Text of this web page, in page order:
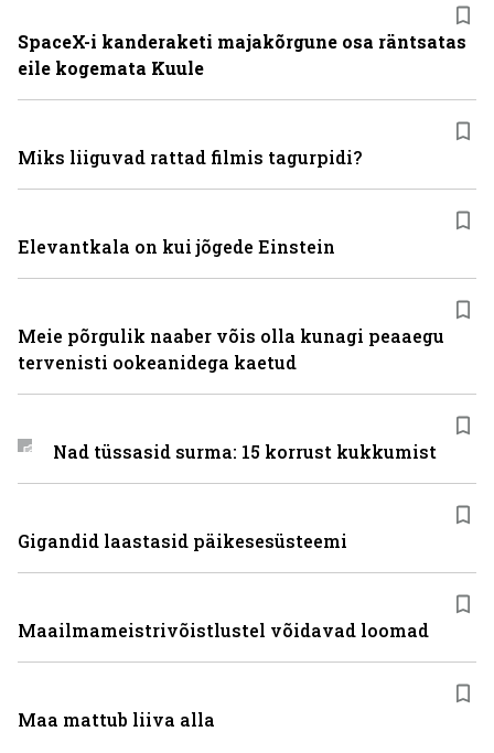
SpaceX-i kanderaketi majakõrgune osa räntsatas
eile kogemata Kuule
Miks liiguvad rattad filmis tagurpidi?
Elevantkala on kui jõgede Einstein
Meie põrgulik naaber võis olla kunagi peaaegu
tervenisti ookeanidega kaetud
Nad tüssasid surma: 15 korrust kukkumist
Gigandid laastasid päikesesüsteemi
Maailmameistrivõistlustel võidavad loomad
Maa mattub liiva alla